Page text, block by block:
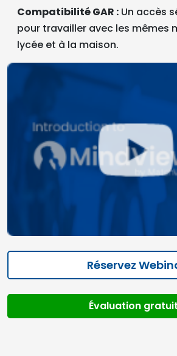
Compatibilité GAR : Un accès
pour travailler avec les mêmes
lycée et à la maison.
Réservez
Évaluation